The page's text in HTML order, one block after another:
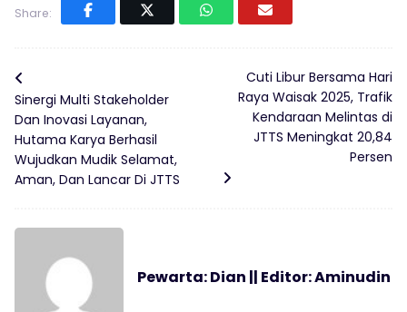
Share:
Sinergi Multi Stakeholder
Dan Inovasi Layanan,
Hutama Karya Berhasil
Wujudkan Mudik Selamat,
Aman, Dan Lancar Di JTTS
Cuti Libur Bersama Hari
Raya Waisak 2025, Trafik
Kendaraan Melintas di
JTTS Meningkat 20,84
Persen
Pewarta: Dian || Editor: Aminudin